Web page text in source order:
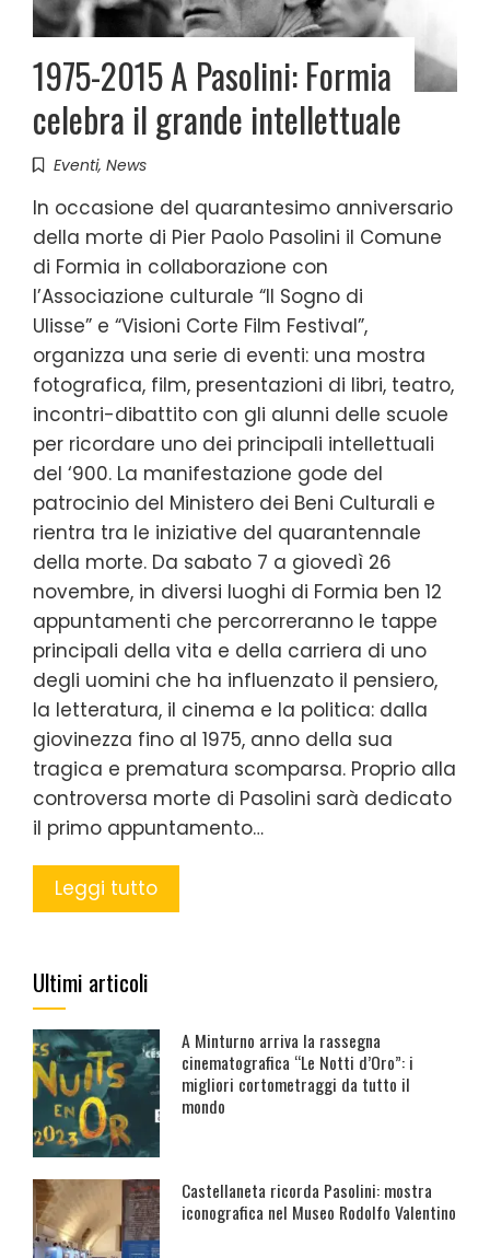
1975-2015 A Pasolini: Formia
celebra il grande intellettuale
Eventi, News
In occasione del quarantesimo anniversario
della morte di Pier Paolo Pasolini il Comune
di Formia in collaborazione con
l’Associazione culturale “Il Sogno di
Ulisse” e “Visioni Corte Film Festival”,
organizza una serie di eventi: una mostra
fotografica, film, presentazioni di libri, teatro,
incontri-dibattito con gli alunni delle scuole
per ricordare uno dei principali intellettuali
del ‘900. La manifestazione gode del
patrocinio del Ministero dei Beni Culturali e
rientra tra le iniziative del quarantennale
della morte. Da sabato 7 a giovedì 26
novembre, in diversi luoghi di Formia ben 12
appuntamenti che percorreranno le tappe
principali della vita e della carriera di uno
degli uomini che ha influenzato il pensiero,
la letteratura, il cinema e la politica: dalla
giovinezza fino al 1975, anno della sua
tragica e prematura scomparsa. Proprio alla
controversa morte di Pasolini sarà dedicato
il primo appuntamento…
Leggi tutto
Ultimi articoli
A Minturno arriva la rassegna
cinematografica “Le Notti d’Oro”: i
migliori cortometraggi da tutto il
mondo
Castellaneta ricorda Pasolini: mostra
iconografica nel Museo Rodolfo Valentino